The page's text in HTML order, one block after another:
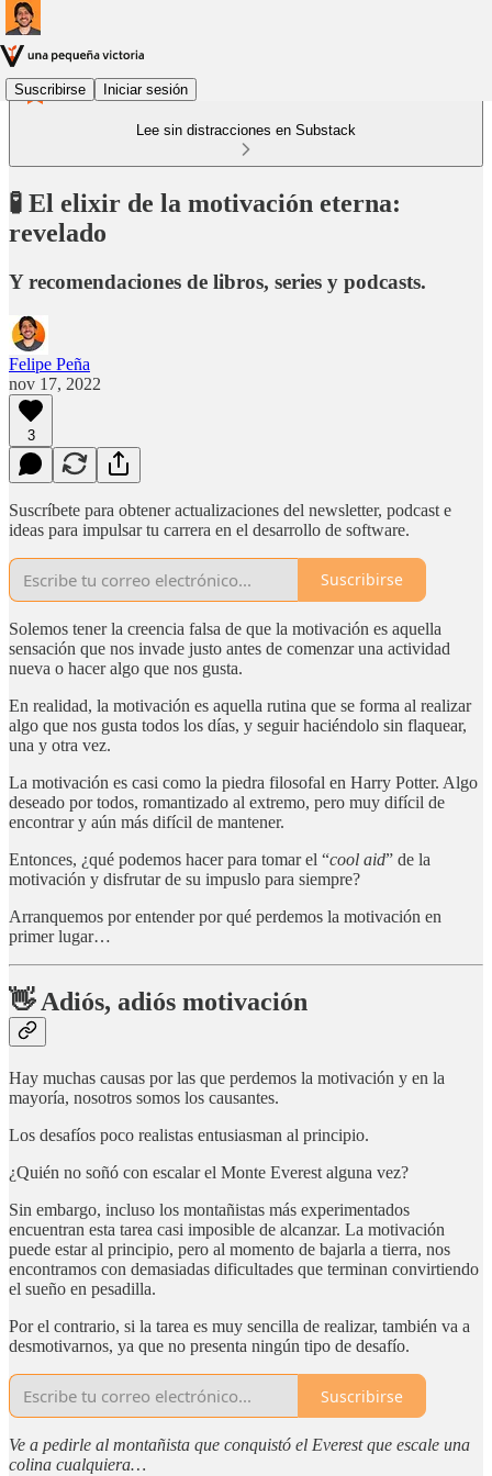
Suscribirse Iniciar sesión
Lee sin distracciones en Substack
🧪 El elixir de la motivación eterna:
revelado
Y recomendaciones de libros, series y podcasts.
Felipe Peña
nov 17, 2022
3
Suscríbete para obtener actualizaciones del newsletter, podcast e
ideas para impulsar tu carrera en el desarrollo de software.
Suscribirse
Solemos tener la creencia falsa de que la motivación es aquella
sensación que nos invade justo antes de comenzar una actividad
nueva o hacer algo que nos gusta.
En realidad, la motivación es aquella rutina que se forma al realizar
algo que nos gusta todos los días, y seguir haciéndolo sin flaquear,
una y otra vez.
La motivación es casi como la piedra filosofal en Harry Potter. Algo
deseado por todos, romantizado al extremo, pero muy difícil de
encontrar y aún más difícil de mantener.
Entonces, ¿qué podemos hacer para tomar el “cool aid” de la
motivación y disfrutar de su impuslo para siempre?
Arranquemos por entender por qué perdemos la motivación en
primer lugar…
👋 Adiós, adiós motivación
Hay muchas causas por las que perdemos la motivación y en la
mayoría, nosotros somos los causantes.
Los desafíos poco realistas entusiasman al principio.
¿Quién no soñó con escalar el Monte Everest alguna vez?
Sin embargo, incluso los montañistas más experimentados
encuentran esta tarea casi imposible de alcanzar. La motivación
puede estar al principio, pero al momento de bajarla a tierra, nos
encontramos con demasiadas dificultades que terminan convirtiendo
el sueño en pesadilla.
Por el contrario, si la tarea es muy sencilla de realizar, también va a
desmotivarnos, ya que no presenta ningún tipo de desafío.
Suscribirse
Ve a pedirle al montañista que conquistó el Everest que escale una
colina cualquiera…